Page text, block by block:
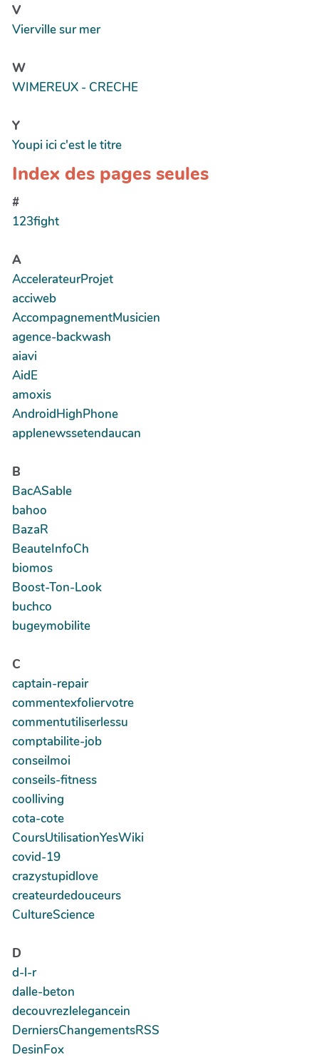
V
Vierville sur mer
W
WIMEREUX - CRECHE
Y
Youpi ici c'est le titre
Index des pages seules
#
123fight
A
AccelerateurProjet
acciweb
AccompagnementMusicien
agence-backwash
aiavi
AidE
amoxis
AndroidHighPhone
applenewssetendaucan
B
BacASable
bahoo
BazaR
BeauteInfoCh
biomos
Boost-Ton-Look
buchco
bugeymobilite
C
captain-repair
commentexfoliervotre
commentutiliserlessu
comptabilite-job
conseilmoi
conseils-fitness
coolliving
cota-cote
CoursUtilisationYesWiki
covid-19
crazystupidlove
createurdedouceurs
CultureScience
D
d-l-r
dalle-beton
decouvrezlelegancein
DerniersChangementsRSS
DesinFox